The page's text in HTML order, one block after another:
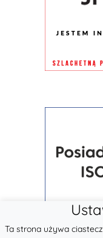
Ta strona używa